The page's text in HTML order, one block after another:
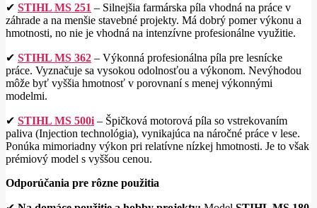
✔ STIHL MS 251 – Silnejšia farmárska píla vhodná na práce v
záhrade a na menšie stavebné projekty. Má dobrý pomer výkonu a
hmotnosti, no nie je vhodná na intenzívne profesionálne využitie.
✔ STIHL MS 362 – Výkonná profesionálna píla pre lesnícke
práce. Vyznačuje sa vysokou odolnosťou a výkonom. Nevýhodou
môže byť vyššia hmotnosť v porovnaní s menej výkonnými
modelmi.
✔ STIHL MS 500i – Špičková motorová píla so vstrekovaním
paliva (Injection technológia), vynikajúca na náročné práce v lese.
Ponúka mimoriadny výkon pri relatívne nízkej hmotnosti. Je to však
prémiový model s vyššou cenou.
Odporúčania pre rôzne použitia